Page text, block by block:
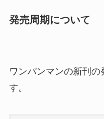
発売周期について
ワンパンマンの新刊の
す。